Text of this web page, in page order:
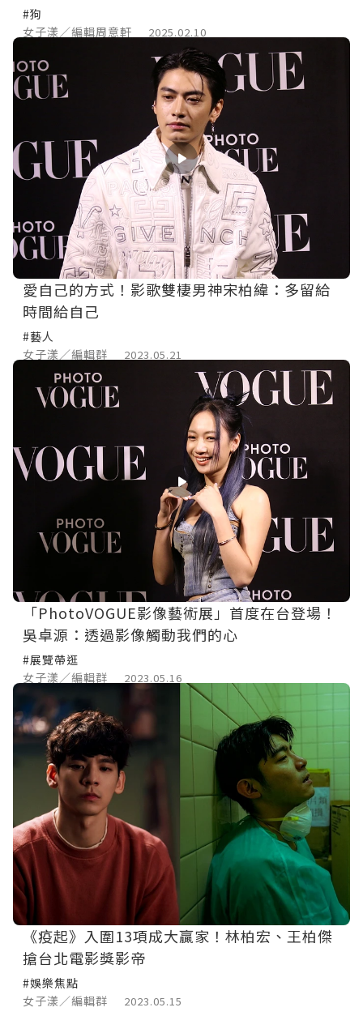
#狗
女子漾／編輯周意軒
2025.02.10
愛自己的方式！影歌雙棲男神宋柏緯：多留給
時間給自己
#藝人
女子漾／編輯群
2023.05.21
「PhotoVOGUE影像藝術展」首度在台登場！
吳卓源：透過影像觸動我們的心
#展覽帶逛
女子漾／編輯群
2023.05.16
《疫起》入圍13項成大贏家！林柏宏、王柏傑
搶台北電影獎影帝
#娛樂焦點
女子漾／編輯群
2023.05.15